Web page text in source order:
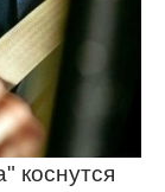
коснутся